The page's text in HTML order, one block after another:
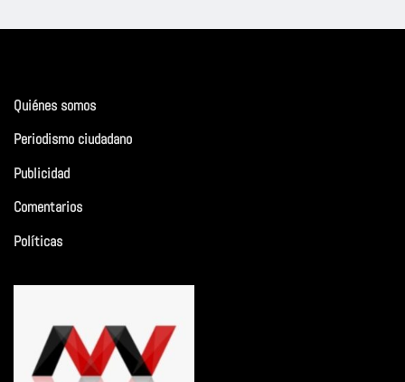
Quiénes somos
Periodismo ciudadano
Publicidad
Comentarios
Políticas